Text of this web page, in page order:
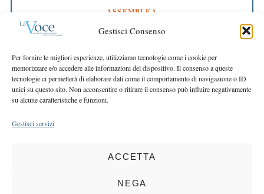
Gestisci Consenso
Per fornire le migliori esperienze, utilizziamo tecnologie come i cookie per
memorizzare e/o accedere alle informazioni del dispositivo. Il consenso a queste
tecnologie ci permetterà di elaborare dati come il comportamento di navigazione o ID
unici su questo sito. Non acconsentire o ritirare il consenso può influire negativamente
su alcune caratteristiche e funzioni.
Gestisci servizi
ACCETTA
NEGA
ASSEMBLEA
Bilancio approvato all’unanimità e 2 milioni
destinati al territorio
EDITORIALE DIRETTORE
Crescere restando riconoscibili
EDITORIALE PRESIDENTE
Costruire futuro insieme
COPYRIGHT 2025 LA VOCE |PRIVACY
BCC DI BUSTO GAROLFO E BUGUGGIATE